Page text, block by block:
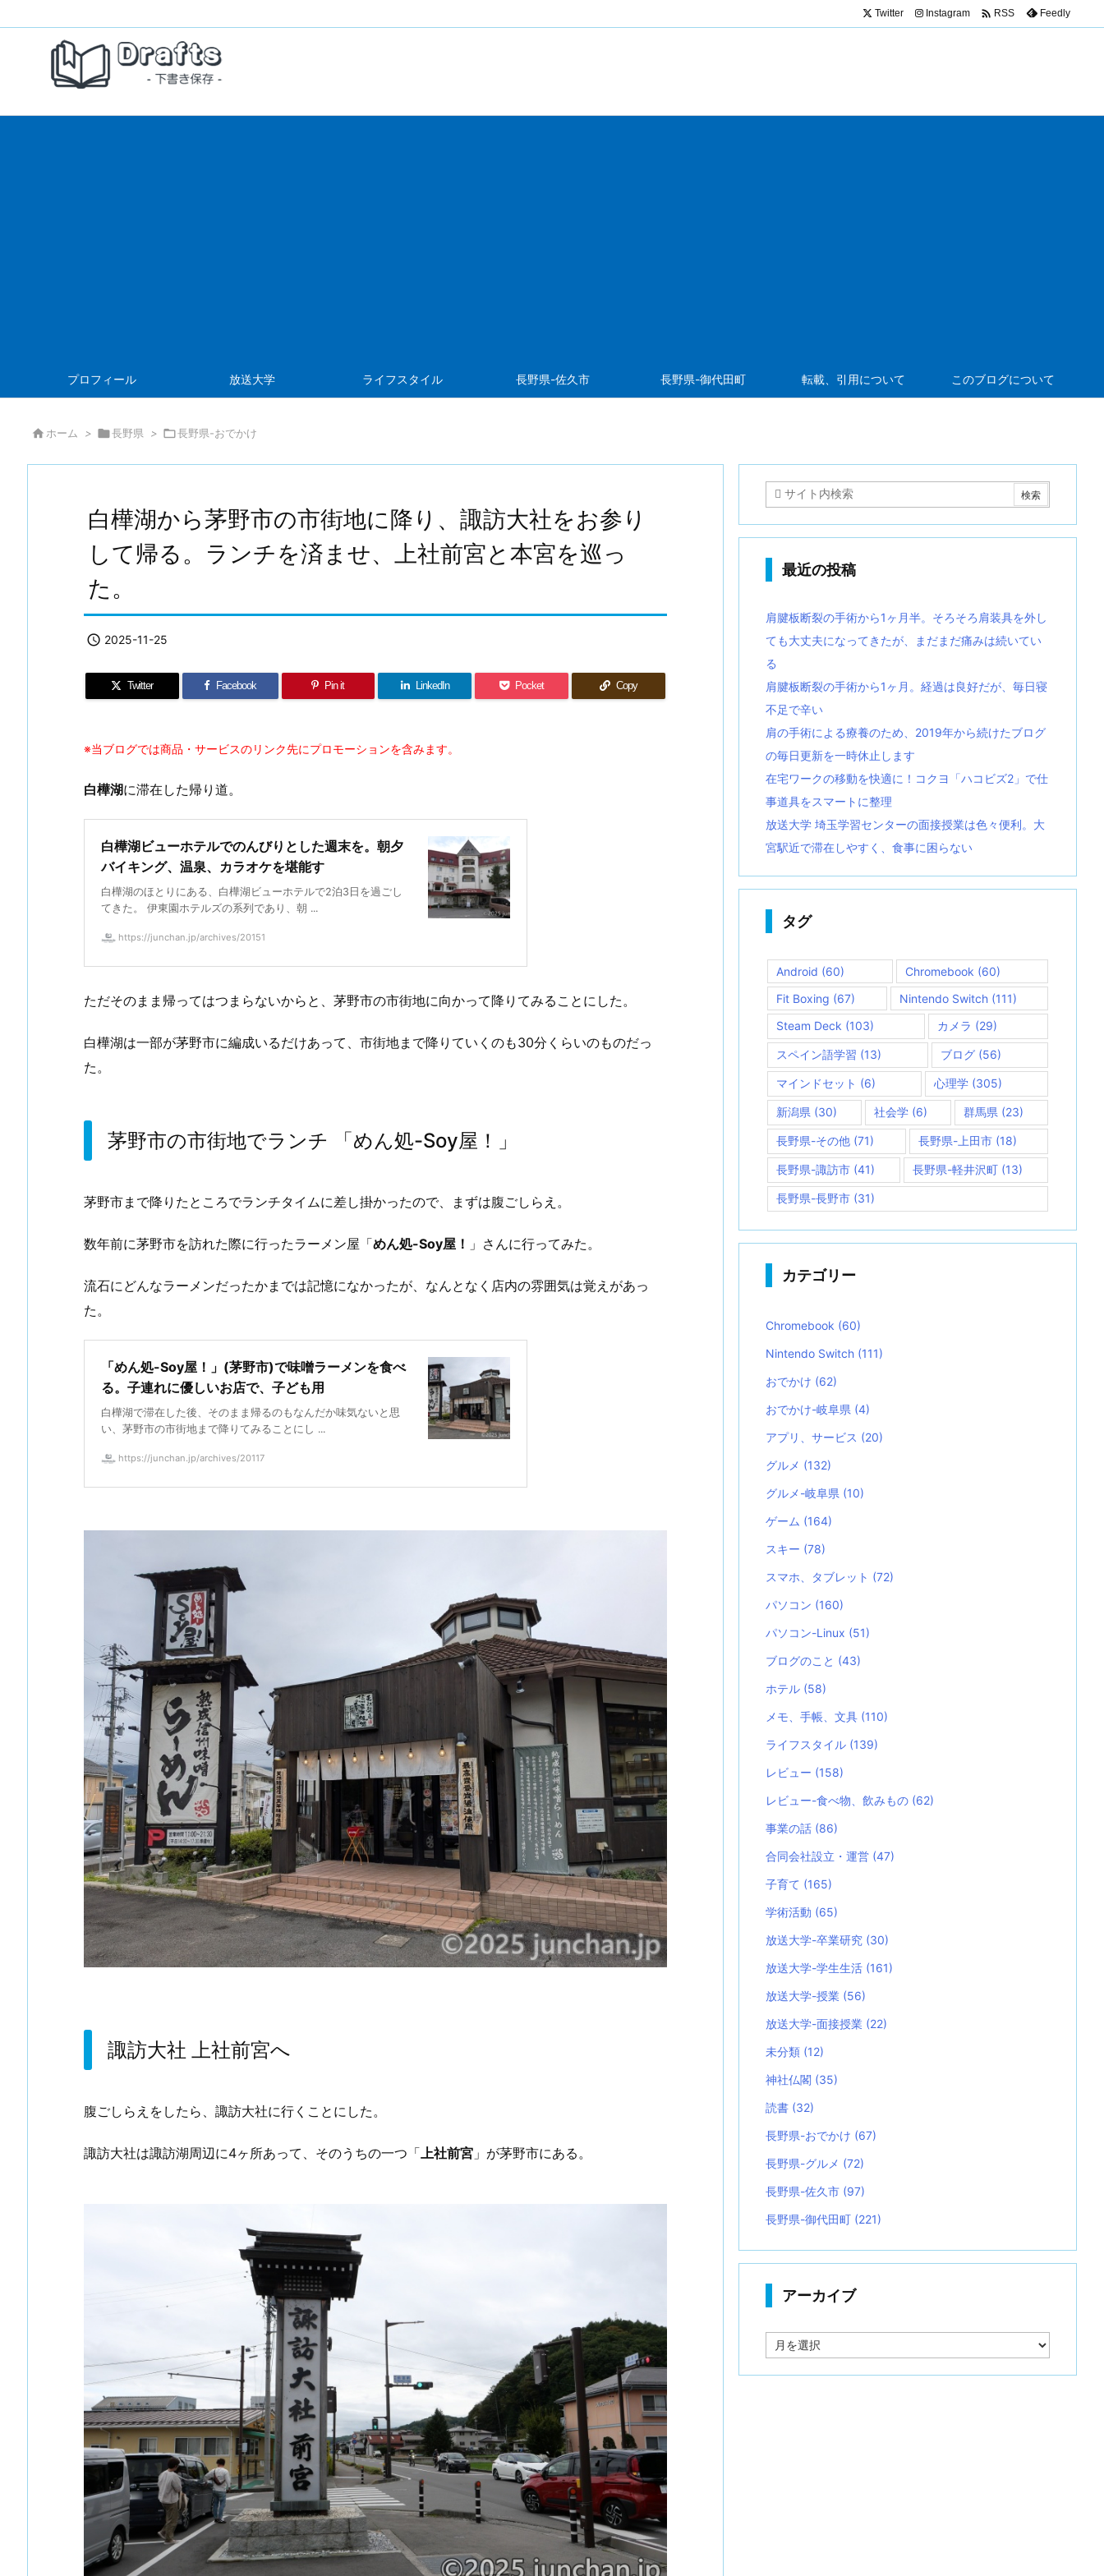
プロフィール 放送大学 ライフスタイル 長野県-佐久市 長野県-御代田町 転載、引用について このブログについて
Twitter Instagram  RSS Feedly
 ホーム > 長野県 > 長野県-おでかけ
白樺湖から茅野市の市街地に降り、諏訪大社をお参り
して帰る。ランチを済ませ、上社前宮と本宮を巡っ
た。
 2025-11-25
Twitter Facebook Pin it LinkedIn Pocket Copy
※当ブログでは商品・サービスのリンク先にプロモーションを含みます。
白樺湖に滞在した帰り道。
白樺湖ビューホテルでのんびりとした週末を。朝夕
バイキング、温泉、カラオケを堪能す
白樺湖のほとりにある、白樺湖ビューホテルで2泊3日を過ごし
てきた。 伊東園ホテルズの系列であり、朝 ...
https://junchan.jp/archives/20151
ただそのまま帰ってはつまらないからと、茅野市の市街地に向かって降りてみることにした。
白樺湖は一部が茅野市に編成いるだけあって、市街地まで降りていくのも30分くらいのものだっ
た。
茅野市の市街地でランチ 「めん処-Soy屋！」
茅野市まで降りたところでランチタイムに差し掛かったので、まずは腹ごしらえ。
数年前に茅野市を訪れた際に行ったラーメン屋「めん処-Soy屋！ 」さんに行ってみた。
流石にどんなラーメンだったかまでは記憶になかったが、なんとなく店内の雰囲気は覚えがあっ
た。
「めん処-Soy屋！」(茅野市)で味噌ラーメンを食べ
る。子連れに優しいお店で、子ども用
白樺湖で滞在した後、そのまま帰るのもなんだか味気ないと思
い、茅野市の市街地まで降りてみることにし ...
https://junchan.jp/archives/20117
諏訪大社 上社前宮へ
腹ごしらえをしたら、諏訪大社に行くことにした。
諏訪大社は諏訪湖周辺に4ヶ所あって、そのうちの一つ「上社前宮 」が茅野市にある。
最近の投稿
肩腱板断裂の手術から1ヶ月半。そろそろ肩装具を外し
ても大丈夫になってきたが、まだまだ痛みは続いてい
る
肩腱板断裂の手術から1ヶ月。経過は良好だが、毎日寝
不足で辛い
肩の手術による療養のため、2019年から続けたブログ
の毎日更新を一時休止します
在宅ワークの移動を快適に！コクヨ「ハコビズ2」で仕
事道具をスマートに整理
放送大学 埼玉学習センターの面接授業は色々便利。大
宮駅近で滞在しやすく、食事に困らない
タグ
Android (60) Chromebook (60)
Fit Boxing (67) Nintendo Switch(111)
Steam Deck (103) カメラ (29)
スペイン語学習 (13) ブログ (56)
マインドセット (6) 心理学 (305)
新潟県 (30) 社会学(6) 群馬県 (23)
長野県-その他 (71) 長野県-上田市(18)
長野県-諏訪市 (41) 長野県-軽井沢町 (13)
長野県-長野市 (31)
カテゴリー
Chromebook (60)
Nintendo Switch (111)
おでかけ (62)
おでかけ-岐阜県 (4)
アプリ、サービス (20)
グルメ (132)
グルメ-岐阜県 (10)
ゲーム (164)
スキー (78)
スマホ、タブレット (72)
パソコン (160)
パソコン-Linux (51)
ブログのこと (43)
ホテル (58)
メモ、手帳、文具 (110)
ライフスタイル (139)
レビュー (158)
レビュー-食べ物、飲みもの (62)
事業の話 (86)
合同会社設立・運営 (47)
子育て (165)
学術活動 (65)
放送大学-卒業研究 (30)
放送大学-学生生活 (161)
放送大学-授業 (56)
放送大学-面接授業 (22)
未分類 (12)
神社仏閣 (35)
読書 (32)
長野県-おでかけ (67)
長野県-グルメ (72)
長野県-佐久市 (97)
長野県-御代田町 (221)
アーカイブ
ー